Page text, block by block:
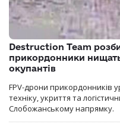
Destruction Team
прикордонники нищать
окупантів
FPV-дрони прикордонників
техніку, укриття та
Слобожанському напрямку.